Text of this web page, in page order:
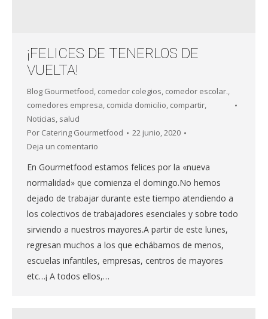
¡FELICES DE TENERLOS DE
VUELTA!
Blog Gourmetfood, comedor colegios, comedor escolar.,
comedores empresa, comida domicilio, compartir,
Noticias, salud
Por Catering Gourmetfood
22 junio, 2020
Deja un comentario
En Gourmetfood estamos felices por la «nueva
normalidad» que comienza el domingo.No hemos
dejado de trabajar durante este tiempo atendiendo a
los colectivos de trabajadores esenciales y sobre todo
sirviendo a nuestros mayores.A partir de este lunes,
regresan muchos a los que echábamos de menos,
escuelas infantiles, empresas, centros de mayores
etc…¡ A todos ellos,…